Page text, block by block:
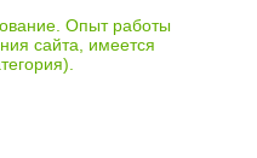
Опыт работы
сайта, имеется